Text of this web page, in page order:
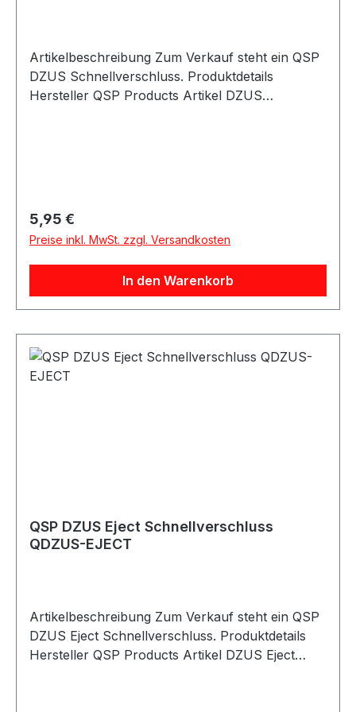
Artikelbeschreibung Zum Verkauf steht ein QSP
DZUS Schnellverschluss. Produktdetails
Hersteller QSP Products Artikel DZUS
sicheren Befestigung von Karosserieteilen,
Abdeckungen oder Verkleidungen. Lieferumfang
1x QSP DZUS Schnellverschluss
Regulärer Preis:
5,95 €
Preise inkl. MwSt. zzgl. Versandkosten
In den Warenkorb
QSP DZUS Eject Schnellverschluss
QDZUS-EJECT
Artikelbeschreibung Zum Verkauf steht ein QSP
DZUS Eject Schnellverschluss. Produktdetails
Hersteller QSP Products Artikel DZUS Eject